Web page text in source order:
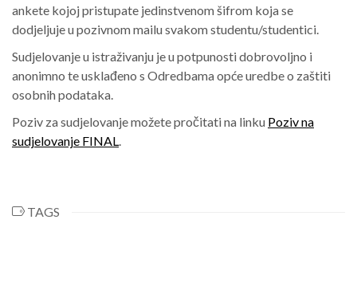
ankete kojoj pristupate jedinstvenom šifrom koja se
dodjeljuje u pozivnom mailu svakom studentu/studentici.
Sudjelovanje u istraživanju je u potpunosti dobrovoljno i
anonimno te usklađeno s Odredbama opće uredbe o zaštiti
osobnih podataka.
Poziv za sudjelovanje možete pročitati na linku Poziv na
sudjelovanje FINAL.
TAGS